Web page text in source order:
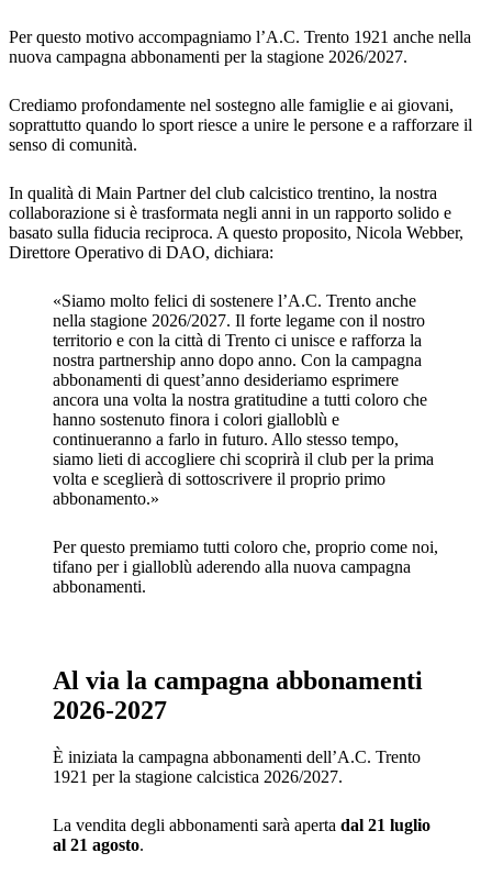
Per questo motivo accompagniamo l’A.C. Trento 1921 anche nella
nuova campagna abbonamenti per la stagione 2026/2027.
Crediamo profondamente nel sostegno alle famiglie e ai giovani,
soprattutto quando lo sport riesce a unire le persone e a rafforzare il
senso di comunità.
In qualità di Main Partner del club calcistico trentino, la nostra
collaborazione si è trasformata negli anni in un rapporto solido e
basato sulla fiducia reciproca. A questo proposito, Nicola Webber,
Direttore Operativo di DAO, dichiara:
«Siamo molto felici di sostenere l’A.C. Trento anche
nella stagione 2026/2027. Il forte legame con il nostro
territorio e con la città di Trento ci unisce e rafforza la
nostra partnership anno dopo anno. Con la campagna
abbonamenti di quest’anno desideriamo esprimere
ancora una volta la nostra gratitudine a tutti coloro che
hanno sostenuto finora i colori gialloblù e
continueranno a farlo in futuro. Allo stesso tempo,
siamo lieti di accogliere chi scoprirà il club per la prima
volta e sceglierà di sottoscrivere il proprio primo
abbonamento.»
Per questo premiamo tutti coloro che, proprio come noi,
tifano per i gialloblù aderendo alla nuova campagna
abbonamenti.
Al via la campagna abbonamenti
2026-2027
È iniziata la campagna abbonamenti dell’A.C. Trento
1921 per la stagione calcistica 2026/2027.
La vendita degli abbonamenti sarà aperta dal 21 luglio
al 21 agosto.